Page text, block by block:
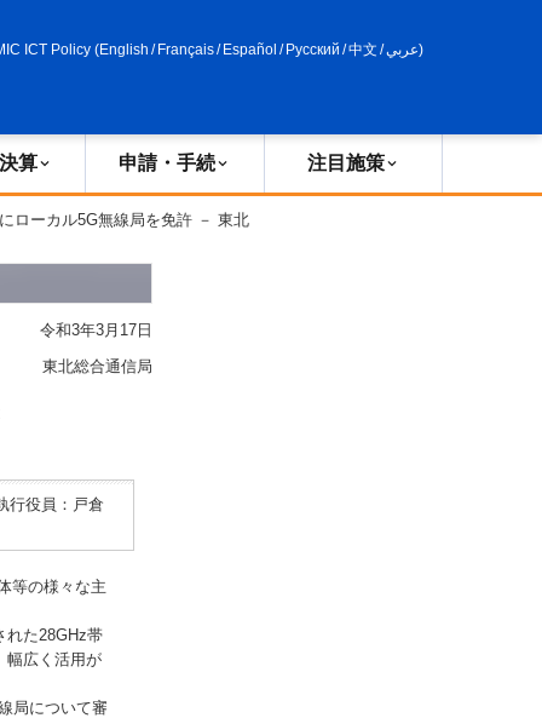
ICT Policy (English / Français/ Español / Русский /中文 /عربي)
算 申請・手続 注目施策
ローカル5G無線局を免許 － 東北
令和3年3月17日
東北総合通信局
行役員：戸倉
等の様々な主
れた28GHz帯
幅広く活用が
局について審